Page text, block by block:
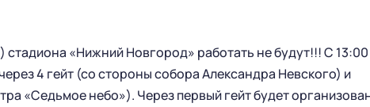
«Нижний Новгород» работать не будут!!! С 13:00
4 гейт (со стороны собора Александра Невского) и
«Седьмое небо»). Через первый гейт будет